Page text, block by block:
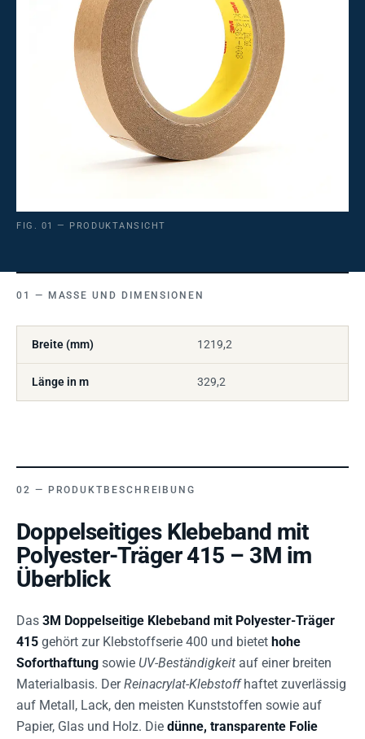
FIG. 01 — PRODUKTANSICHT
MASSE UND DIMENSIONEN
Breite (mm) 1219,2
Länge in m 329,2
PRODUKTBESCHREIBUNG
Doppelseitiges Klebeband mit
Polyester-Träger 415 – 3M im
Überblick
Das 3M Doppelseitige Klebeband mit Polyester-Träger
415 gehört zur Klebstoffserie 400 und bietet hohe
Soforthaftung sowie UV-Beständigkeit auf einer breiten
Materialbasis. DerReinacrylat-Klebstoffhaftet zuverlässig
auf Metall, Lack, den meisten Kunststoffen sowie auf
Papier, Glas und Holz. Die dünne, transparente Folie